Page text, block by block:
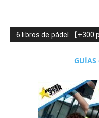
6 libros de pádel 【+300